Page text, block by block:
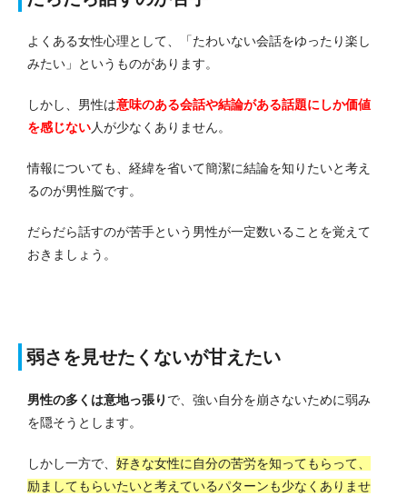
よくある女性心理として、「たわいない会話をゆったり楽し
みたい」というものがあります。
しかし、男性は意味のある会話や結論がある話題にしか価値
を感じない人が少なくありません。
情報についても、経緯を省いて簡潔に結論を知りたいと考え
るのが男性脳です。
だらだら話すのが苦手という男性が一定数いることを覚えて
おきましょう。
弱さを見せたくないが甘えたい
男性の多くは意地っ張り で、強い自分を崩さないために弱み
を隠そうとします。
しかし一方で、 好きな女性に自分の苦労を知ってもらって、
励ましてもらいたいと考えているパターンも少なくありませ